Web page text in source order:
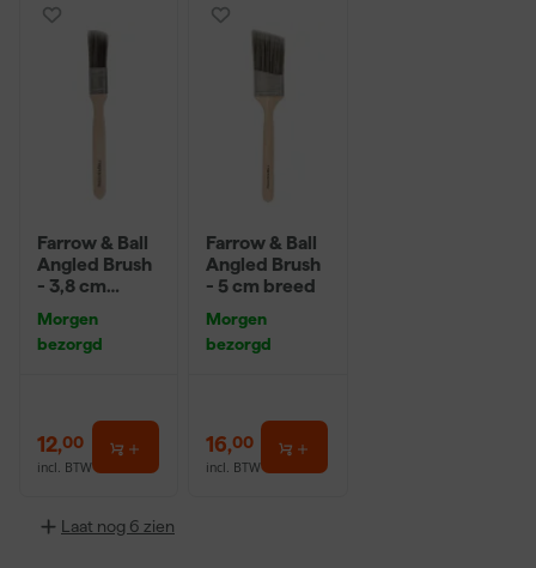
Farrow & Ball
Angled Brush
- 3,8 cm
Morgen
bezorgd
12,00
incl. BTW
Farrow & Ball
Angled Brush
- 5 cm breed
Morgen
bezorgd
16,00
incl. BTW
Laat nog 6 zien